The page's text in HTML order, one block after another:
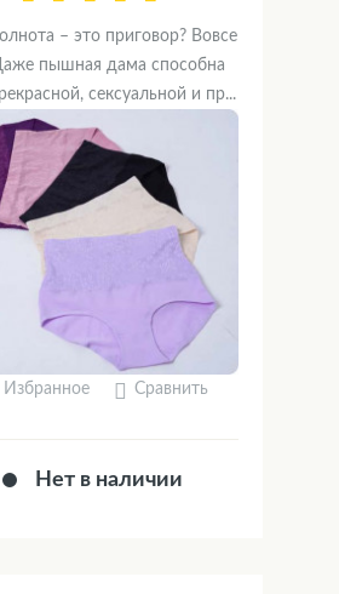
– это приговор? Вовсе
пышная дама способна
сексуальной и пр...
Избранное Сравнить
Нет в наличии